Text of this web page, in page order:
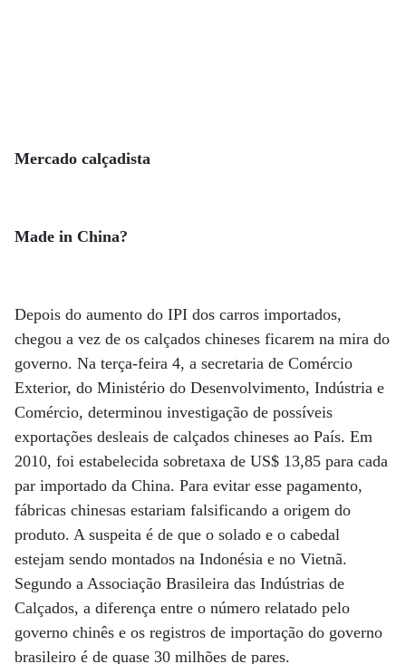
Mercado calçadista
Made in China?
Depois do aumento do IPI dos carros importados,
chegou a vez de os calçados chineses ficarem na mira do
governo. Na terça-feira 4, a secretaria de Comércio
Exterior, do Ministério do Desenvolvimento, Indústria e
Comércio, determinou investigação de possíveis
exportações desleais de calçados chineses ao País. Em
2010, foi estabelecida sobretaxa de US$ 13,85 para cada
par importado da China. Para evitar esse pagamento,
fábricas chinesas estariam falsificando a origem do
produto. A suspeita é de que o solado e o cabedal
estejam sendo montados na Indonésia e no Vietnã.
Segundo a Associação Brasileira das Indústrias de
Calçados, a diferença entre o número relatado pelo
governo chinês e os registros de importação do governo
brasileiro é de quase 30 milhões de pares.